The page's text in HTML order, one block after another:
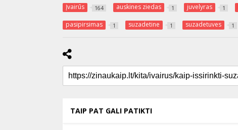
Įvairūs 164 auskines ziedas 1 juvelyras 1
pasipirsimas 1 suzadetine 1 suzadetuves 1
TAIP PAT GALI PATIKTI